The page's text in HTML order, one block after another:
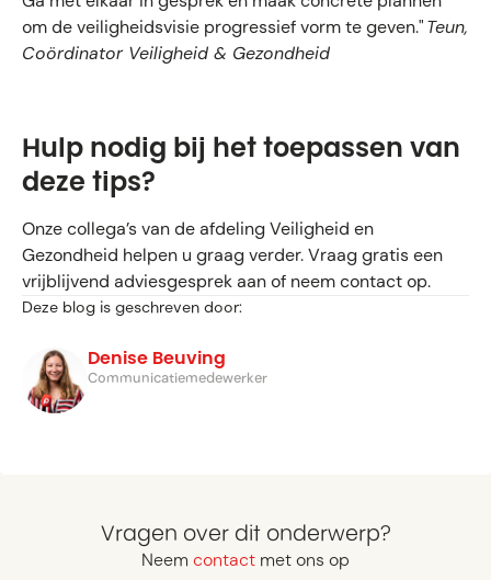
om de veiligheidsvisie progressief vorm te geven."Teun,
Coördinator Veiligheid & Gezondheid
Hulp nodig bij het toepassen van
deze tips?
Onze collega’s van de afdeling Veiligheid en
Gezondheid helpen u graag verder. Vraag gratis een
vrijblijvend adviesgesprek aan of neem contact op.
Deze blog is geschreven door:
Denise Beuving
Communicatiemedewerker
Vragen over dit onderwerp?
Neem contact met ons op